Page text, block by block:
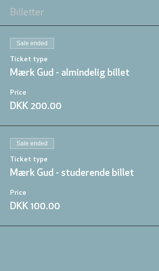
Billetter
Sale ended
Ticket type
Mærk Gud - almindelig billet
Price
DKK 200.00
Sale ended
Ticket type
Mærk Gud - studerende billet
Price
DKK 100.00